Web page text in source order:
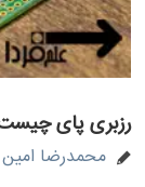
رزبری پای
محمدرضا امین